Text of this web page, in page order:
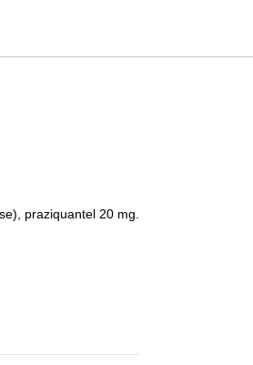
praziquantel 20 mg.